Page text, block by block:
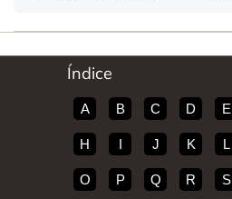
Índice
A B C D E
H I J K L
O P Q R S